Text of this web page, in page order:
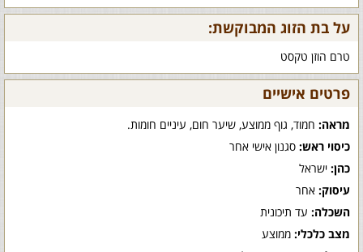
על בת הזוג המבוקשת:
טרם הוזן טקסט
פרטים אישיים
מראה: חמוד, גוף ממוצע, שיער חום, עיניים חומות.
כיסוי ראש: סגנון אישי אחר
כהן: ישראל
עיסוק: אחר
השכלה: עד תיכונית
מצב כלכלי: ממוצע